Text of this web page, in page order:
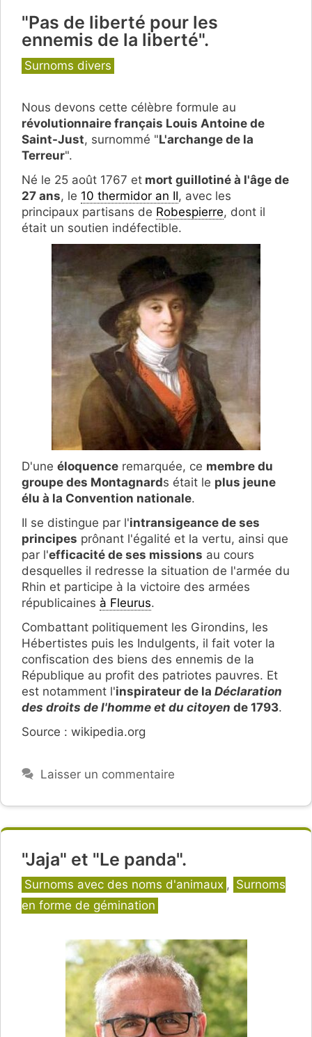
"Pas de liberté pour les
ennemis de la liberté".
Catégories
Surnoms divers
Nous devons cette célèbre formule au
révolutionnaire français Louis Antoine de
Saint-Just, surnommé "L'archange de la
Terreur".
Né le 25 août 1767 et mort guillotiné à l'âge de
27 ans, le 10 thermidor an II, avec les
principaux partisans de Robespierre, dont il
était un soutien indéfectible.
D'une éloquence remarquée, ce membre du
groupe des Montagnards était le plus jeune
élu à la Convention nationale.
Il se distingue par l'intransigeance de ses
principes prônant l'égalité et la vertu, ainsi que
par l'efficacité de ses missions au cours
desquelles il redresse la situation de l'armée du
Rhin et participe à la victoire des armées
républicaines à Fleurus.
Combattant politiquement les Girondins, les
Hébertistes puis les Indulgents, il fait voter la
confiscation des biens des ennemis de la
République au profit des patriotes pauvres. Et
est notamment l'inspirateur de la Déclaration
des droits de l'homme et du citoyen de 1793.
Source : wikipedia.org
Laisser un commentaire
"Jaja" et "Le panda".
Catégories
Surnoms avec des noms d'animaux , Surnoms
en forme de gémination